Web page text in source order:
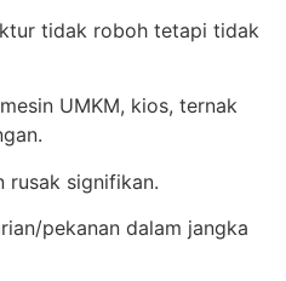
tidak roboh tetapi tidak
UMKM, kios, ternak
rusak signifikan.
pekanan dalam jangka